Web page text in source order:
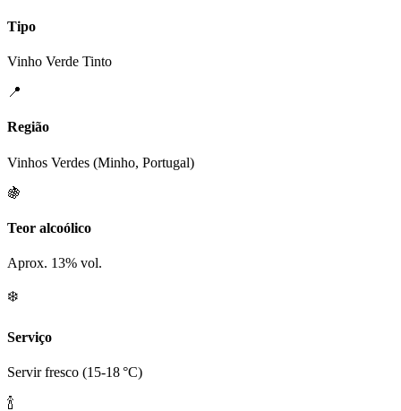
Tipo
Vinho Verde Tinto
📍
Região
Vinhos Verdes (Minho, Portugal)
🍇
Teor alcoólico
Aprox. 13% vol.
❄️
Serviço
Servir fresco (15-18 °C)
🍾